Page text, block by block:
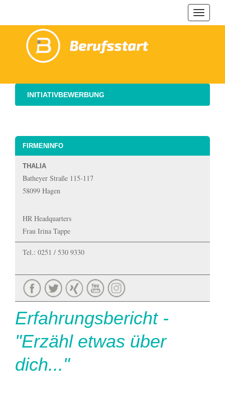
ein-/
INITIATIVBEWERBUNG
FIRMENINFO
THALIA
Batheyer Straße 115-117
58099 Hagen
HR Headquarters
Frau Irina Tappe
Tel.: 0251 / 530 9330
Erfahrungsbericht -
"Erzähl etwas über
dich..."